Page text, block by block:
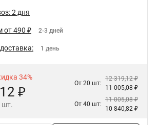
2 дня
от 490 ₽ 2-3 дней
1 день
34%
₽
шт.
От 20 шт:
12 319,12 ₽
11 005,08 ₽
От 40 шт:
11 005,08 ₽
10 840,82 ₽